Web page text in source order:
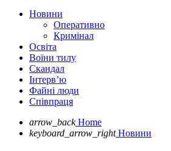
Новини
Оперативно
Кримінал
Освіта
Воїни тилу
Скандал
Інтерв’ю
Файні люди
Співпраця
arrow_back Home
keyboard_arrow_right Новини